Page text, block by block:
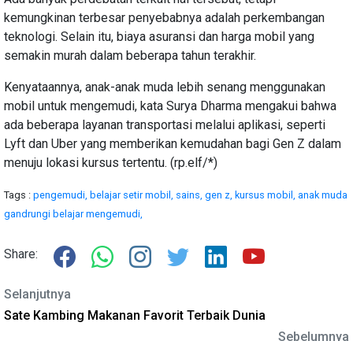
kemungkinan terbesar penyebabnya adalah perkembangan
teknologi. Selain itu, biaya asuransi dan harga mobil yang
semakin murah dalam beberapa tahun terakhir.
Kenyataannya, anak-anak muda lebih senang menggunakan
mobil untuk mengemudi, kata Surya Dharma mengakui bahwa
ada beberapa layanan transportasi melalui aplikasi, seperti
Lyft dan Uber yang memberikan kemudahan bagi Gen Z dalam
menuju lokasi kursus tertentu. (rp.elf/*)
Tags : pengemudi, belajar setir mobil, sains, gen z, kursus mobil, anak muda
gandrungi belajar mengemudi,
Share:
Selanjutnya
Sate Kambing Makanan Favorit Terbaik Dunia
Sebelumnya